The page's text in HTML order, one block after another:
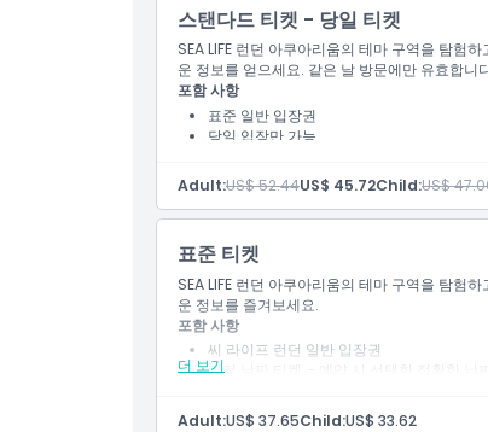
위치
취소 정책
스탠다드 티켓 - 당일 티켓
SEA LIFE 런던 아쿠아리움의 테마 구역을 탐험
운 정보를 얻으세요. 같은 날 방문에만 유효합니
포함 사항
표준 일반 입장권
당일 입장만 가능.
Adult:US$ 52.44US$ 45.72Child:US$
표준 티켓
SEA LIFE 런던 아쿠아리움의 테마 구역을 탐험
운 정보를 즐겨보세요.
더 보기
포함 사항
씨 라이프 런던 일반 입장권
지정 날짜 티켓 – 예약 시 선택한 정확한 날
Adult:US$ 37.65Child:US$ 33.62